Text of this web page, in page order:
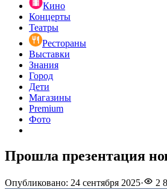
Кино
Концерты
Театры
Рестораны
Выставки
Знания
Город
Дети
Магазины
Premium
Фото
Прошла презентация
Опубликовано: 24 сентября 2025· 2